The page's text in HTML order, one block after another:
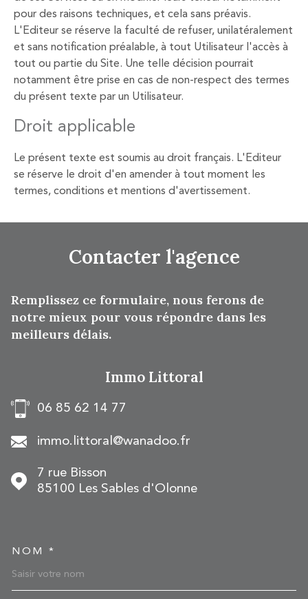
pour des raisons techniques, et cela sans préavis.
L'Editeur se réserve la faculté de refuser, unilatéralement
et sans notification préalable, à tout Utilisateur l'accès à
tout ou partie du Site. Une telle décision pourrait
notamment être prise en cas de non-respect des termes
du présent texte par un Utilisateur.
Droit applicable
Le présent texte est soumis au droit français. L'Editeur
se réserve le droit d'en amender à tout moment les
termes, conditions et mentions d'avertissement.
Contacter l'agence
Remplissez ce formulaire, nous ferons de
notre mieux pour vous répondre dans les
meilleurs délais.
Immo Littoral
06 85 62 14 77
immo.littoral@wanadoo.fr
7 rue Bisson
85100
Les Sables d'Olonne
NOM *